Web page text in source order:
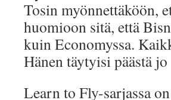
Tosin myönnettäköön,
huomioon sitä, että
kuin Economyssa.
Hänen täytyisi päästä
Learn to Fly-sarjassa